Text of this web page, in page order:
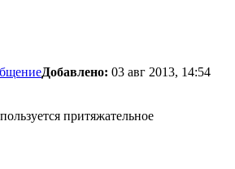
Добавлено: 03 авг 2013, 14:54
притяжательное